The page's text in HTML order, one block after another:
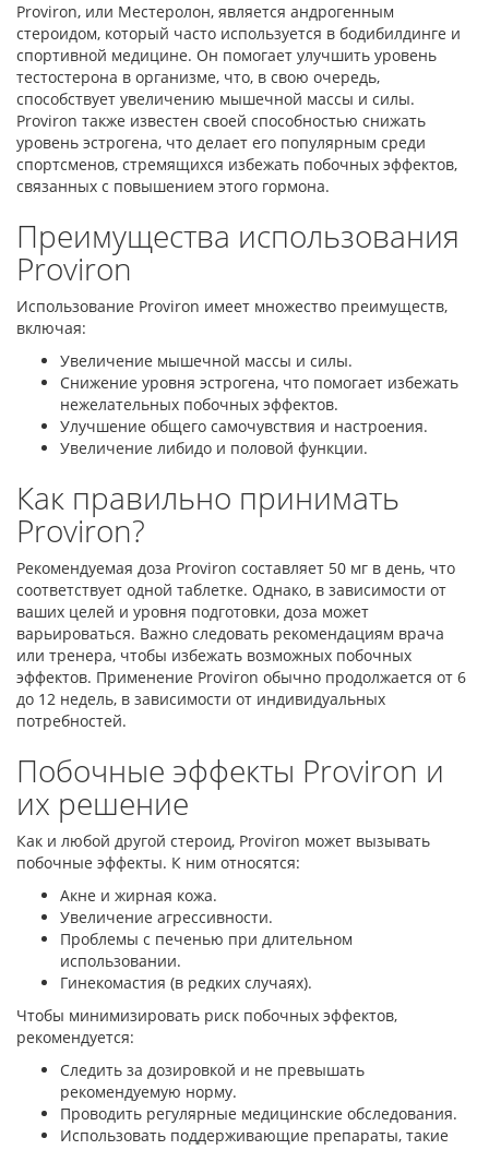
Proviron, или Местеролон, является андрогенным
стероидом, который часто используется в бодибилдинге и
спортивной медицине. Он помогает улучшить уровень
тестостерона в организме, что, в свою очередь,
способствует увеличению мышечной массы и силы.
Proviron также известен своей способностью снижать
уровень эстрогена, что делает его популярным среди
спортсменов, стремящихся избежать побочных эффектов,
связанных с повышением этого гормона.
Преимущества использования
Proviron
Использование Proviron имеет множество преимуществ,
включая:
Увеличение мышечной массы и силы.
Снижение уровня эстрогена, что помогает избежать
нежелательных побочных эффектов.
Улучшение общего самочувствия и настроения.
Увеличение либидо и половой функции.
Как правильно принимать
Proviron?
Рекомендуемая доза Proviron составляет 50 мг в день, что
соответствует одной таблетке. Однако, в зависимости от
ваших целей и уровня подготовки, доза может
варьироваться. Важно следовать рекомендациям врача
или тренера, чтобы избежать возможных побочных
эффектов. Применение Proviron обычно продолжается от 6
до 12 недель, в зависимости от индивидуальных
потребностей.
Побочные эффекты Proviron и
их решение
Как и любой другой стероид, Proviron может вызывать
побочные эффекты. К ним относятся:
Акне и жирная кожа.
Увеличение агрессивности.
Проблемы с печенью при длительном
использовании.
Гинекомастия (в редких случаях).
Чтобы минимизировать риск побочных эффектов,
рекомендуется:
Следить за дозировкой и не превышать
рекомендуемую норму.
Проводить регулярные медицинские обследования.
Использовать поддерживающие препараты, такие